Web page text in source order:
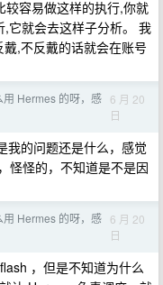
容易做这样的执行,你就
它就会去这样子分析。 我
,不反戴的话就会在账号
Hermes 的呀，感 6 月 20
日
我的问题还是什么，感觉
怪怪的，不知道是不是因
Hermes 的呀，感 6 月 20
日
，但是不知道为什么